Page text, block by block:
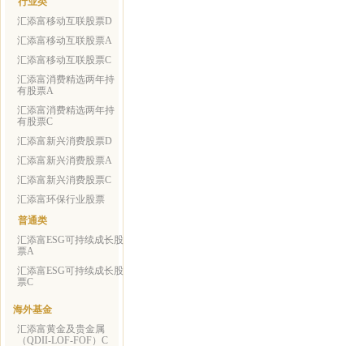
汇添富移动互联股票D
汇添富移动互联股票A
汇添富移动互联股票C
汇添富消费精选两年持
有股票A
汇添富消费精选两年持
有股票C
汇添富新兴消费股票D
汇添富新兴消费股票A
汇添富新兴消费股票C
汇添富环保行业股票
普通类
汇添富ESG可持续成长股
票A
汇添富ESG可持续成长股
票C
海外基金
汇添富黄金及贵金属
（QDII-LOF-FOF）C